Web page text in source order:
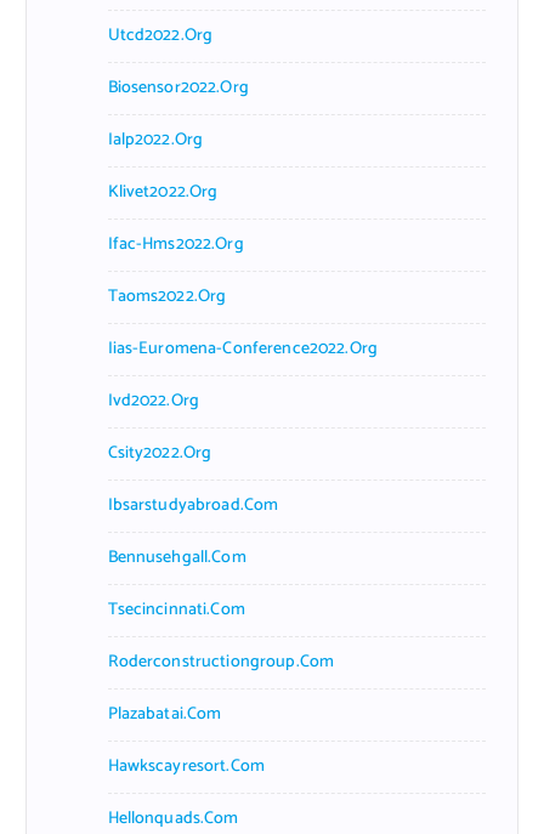
Utcd2022.org
Biosensor2022.org
Ialp2022.org
Klivet2022.org
Ifac-Hms2022.org
Taoms2022.org
Iias-Euromena-Conference2022.org
Ivd2022.org
Csity2022.org
Ibsarstudyabroad.com
Bennusehgall.com
Tsecincinnati.com
Roderconstructiongroup.com
Plazabatai.com
Hawkscayresort.com
Hellonquads.com